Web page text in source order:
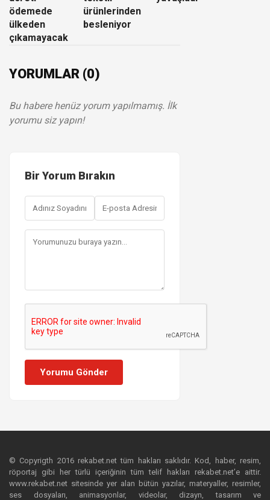
ödemede
ülkeden
çıkamayacak
ürünlerinden
besleniyor
YORUMLAR (0)
Bu habere henüz yorum yapılmamış. İlk
yorumu siz yapın!
Bir Yorum Bırakın
Yorumu Gönder
© Copyrigth 2016 rekabet.net tüm hakları saklıdır. Kod, haber, resim,
röportaj gibi her türlü içeriğinin tüm telif hakları rekabet.net’e aittir.
www.rekabet.net sitesinde yer alan bütün yazılar, materyaller, resimler,
ses dosyaları, animasyonlar, videolar, dizayn, tasarım ve